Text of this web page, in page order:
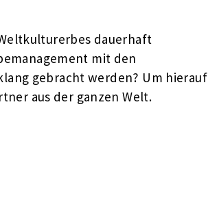
dauerhaft
mit den
gebracht werden? Um hierauf
aus der ganzen Welt.